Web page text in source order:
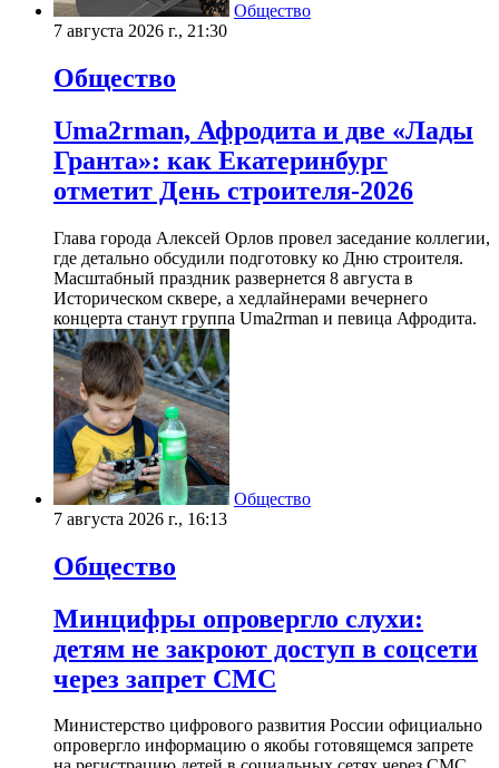
Общество
7 августа 2026 г., 21:30
Общество
Uma2rman, Афродита и две «Лады
Гранта»: как Екатеринбург
отметит День строителя-2026
Глава города Алексей Орлов провел заседание коллегии,
где детально обсудили подготовку ко Дню строителя.
Масштабный праздник развернется 8 августа в
Историческом сквере, а хедлайнерами вечернего
концерта станут группа Uma2rman и певица Афродита.
Общество
7 августа 2026 г., 16:13
Общество
Минцифры опровергло слухи:
детям не закроют доступ в соцсети
через запрет СМС
Министерство цифрового развития России официально
опровергло информацию о якобы готовящемся запрете